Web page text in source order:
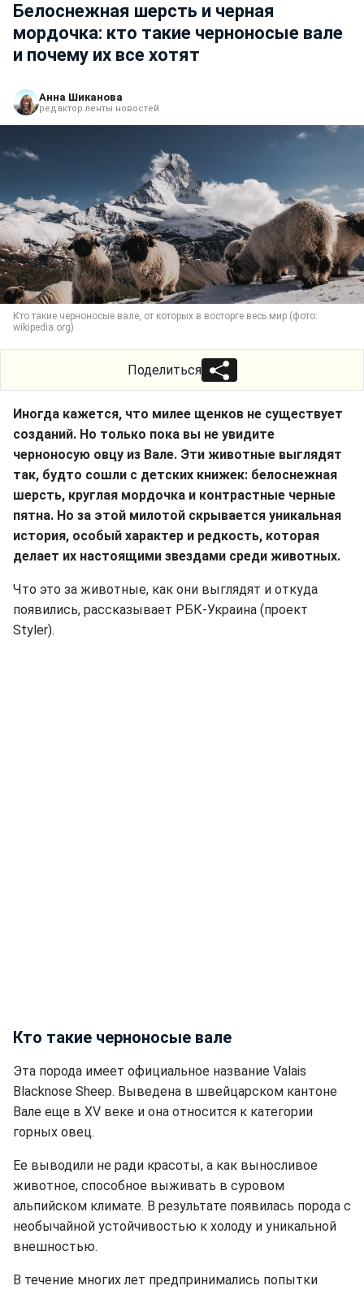
Белоснежная шерсть и черная
мордочка: кто такие черноносые вале
и почему их все хотят
Анна Шиканова
редактор ленты новостей
Кто такие черноносые вале, от которых в восторге весь мир (фото:
wikipedia.org)
Поделиться
Иногда кажется, что милее щенков не существует
созданий. Но только пока вы не увидите
черноносую овцу из Вале. Эти животные выглядят
так, будто сошли с детских книжек: белоснежная
шерсть, круглая мордочка и контрастные черные
пятна. Но за этой милотой скрывается уникальная
история, особый характер и редкость, которая
делает их настоящими звездами среди животных.
Что это за животные, как они выглядят и откуда
появились, рассказывает РБК-Украина (проект
Styler).
Кто такие черноносые вале
Эта порода имеет официальное название Valais
Blacknose Sheep. Выведена в швейцарском кантоне
Вале еще в XV веке и она относится к категории
горных овец.
Ее выводили не ради красоты, а как выносливое
животное, способное выживать в суровом
альпийском климате. В результате появилась порода с
необычайной устойчивостью к холоду и уникальной
внешностью.
В течение многих лет предпринимались попытки